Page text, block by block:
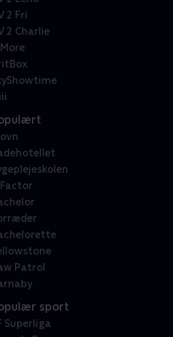
2 Fri
2 Charlie
Patrol
sport
Superliga